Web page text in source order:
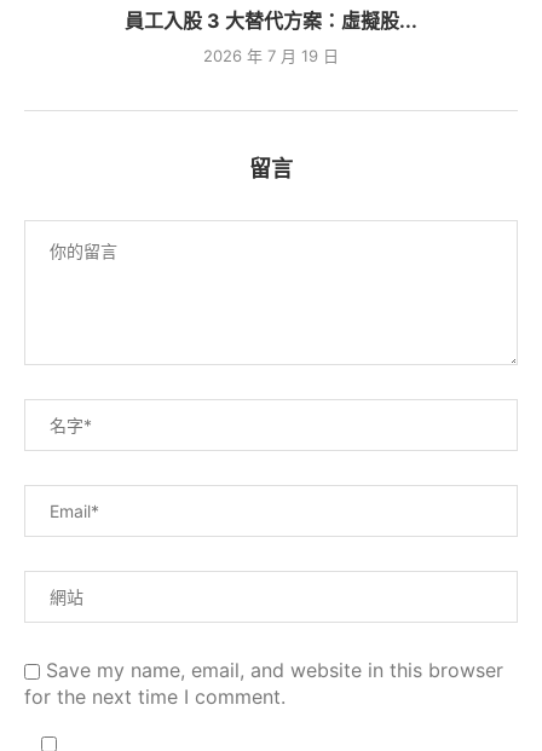
員工入股 3 大替代方案：虛擬股...
2026 年 7 月 19 日
留言
Save my name, email, and website in this browser
for the next time I comment.